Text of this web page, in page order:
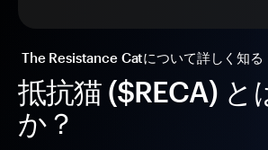
抵抗猫 ($RECA) と
か？
The Resistance Catについて詳しく知る